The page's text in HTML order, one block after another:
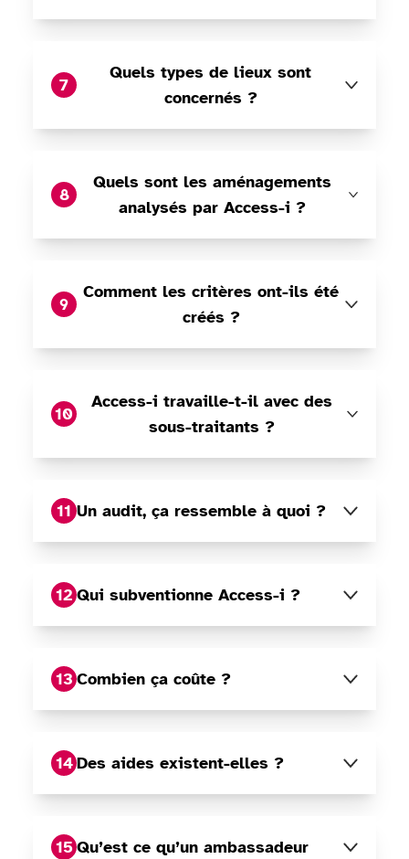
7
Quels types de lieux sont
concernés ?
8
Quels sont les aménagements
analysés par Access-i ?
9
Comment les critères ont-ils été
créés ?
10
Access-i travaille-t-il avec des
sous-traitants ?
11 Un audit, ça ressemble à quoi ?
12 Qui subventionne Access-i ?
13 Combien ça coûte ?
14 Des aides existent-elles ?
15 Qu’est ce qu’un ambassadeur